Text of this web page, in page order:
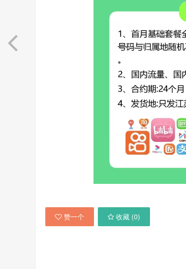
赞一个 收藏 (0)